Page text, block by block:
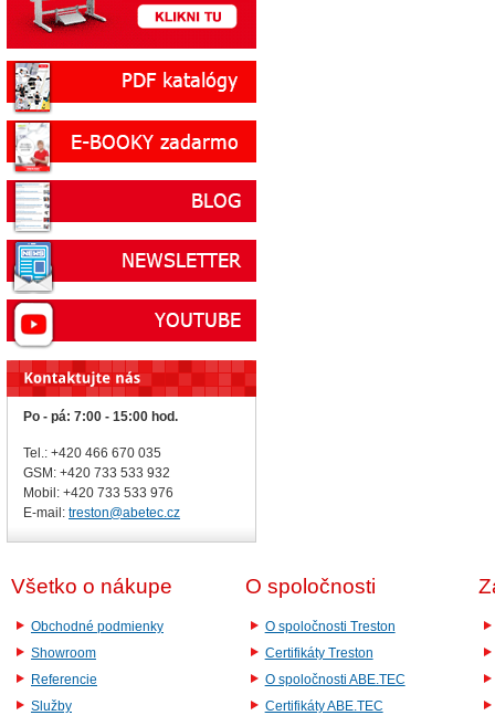
Po - pá: 7:00 - 15:00 hod.
Tel.: +420 466 670 035
GSM: +420 733 533 932
Mobil: +420 733 533 976
E-mail: treston@abetec.cz
Všetko o nákupe
Obchodné podmienky
Showroom
Referencie
Služby
O spoločnosti
O spoločnosti Treston
Certifikáty Treston
O spoločnosti ABE.TEC
Certifikáty ABE.TEC